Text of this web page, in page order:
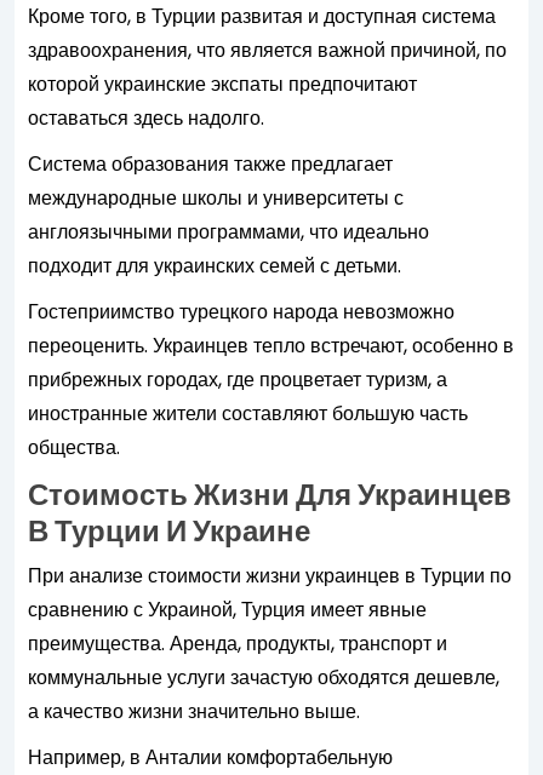
Кроме того, в Турции развитая и доступная система
здравоохранения, что является важной причиной, по
которой украинские экспаты предпочитают
оставаться здесь надолго.
Система образования также предлагает
международные школы и университеты с
англоязычными программами, что идеально
подходит для украинских семей с детьми.
Гостеприимство турецкого народа невозможно
переоценить. Украинцев тепло встречают, особенно в
прибрежных городах, где процветает туризм, а
иностранные жители составляют большую часть
общества.
Стоимость Жизни Для Украинцев
В Турции И Украине
При анализе стоимости жизни украинцев в Турции по
сравнению с Украиной, Турция имеет явные
преимущества. Аренда, продукты, транспорт и
коммунальные услуги зачастую обходятся дешевле,
а качество жизни значительно выше.
Например, в Анталии комфортабельную